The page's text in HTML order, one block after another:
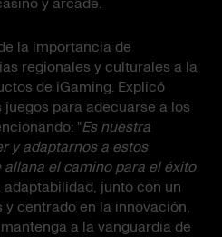
la importancia de
regionales y culturales a la
de iGaming. Explicó
para adecuarse a los
"Es nuestra
y adaptarnos a estos
el camino para el éxito
adaptabilidad, junto con un
centrado en la innovación,
a la vanguardia de